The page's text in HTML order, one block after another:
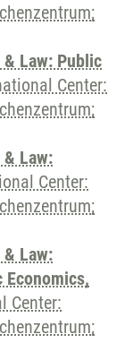
Law: Public
Center:
Law:
Center:
Law:
Center: